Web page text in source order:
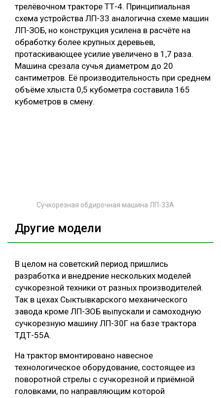
трелёвочном тракторе ТТ-4. Принципиальная
схема устройства ЛП-33 аналогична схеме машин
ЛП-ЗОБ, но конструкция усилена в расчёте на
обработку более крупных деревьев,
протаскивающее усилие увеличено в 1,7 раза.
Машина срезала сучья диаметром до 20
сантиметров. Её производительность при среднем
объёме хлыста 0,5 кубометра составила 165
кубометров в смену.
Сучкорезная обдирочная машина ЛП-33А
Другие модели
В целом на советский период пришлись
разработка и внедрение нескольких моделей
сучкорезной техники от разных производителей.
Так в цехах Сыктывкарского механического
завода кроме ЛП-ЗОБ выпускали и самоходную
сучкорезную машину ЛП-30Г на базе трактора
ТДТ-55А.
На трактор вмонтировано навесное
технологическое оборудование, состоящее из
поворотной стрелы с сучкорезной и приёмной
головками, по направляющим которой